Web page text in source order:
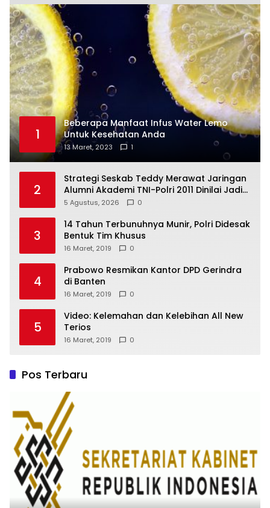
1
Beberapa Manfaat Infus Water Lemo
Untuk Kesehatan Anda
13 Maret, 2023 1
2
Strategi Seskab Teddy Merawat Jaringan
Alumni Akademi TNI-Polri 2011 Dinilai Jadi
“Masterclass” Membangun Loyalitas
5 Agustus, 2026 0
3
14 Tahun Terbunuhnya Munir, Polri Didesak
Bentuk Tim Khusus
16 Maret, 2019 0
4
Prabowo Resmikan Kantor DPD Gerindra
di Banten
16 Maret, 2019 0
5
Video: Kelemahan dan Kelebihan All New
Terios
16 Maret, 2019 0
Pos Terbaru